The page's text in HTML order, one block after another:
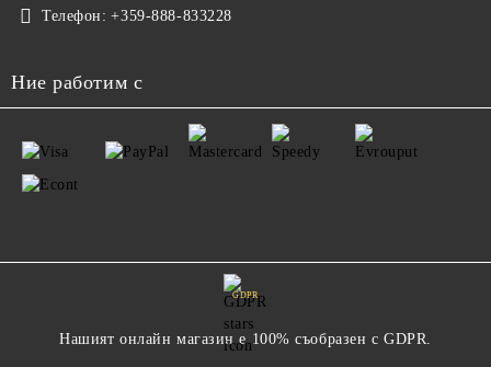
Телефон: +359-888-833228
Ние работим с
GDPR
Нашият онлайн магазин е 100% съобразен с GDPR.